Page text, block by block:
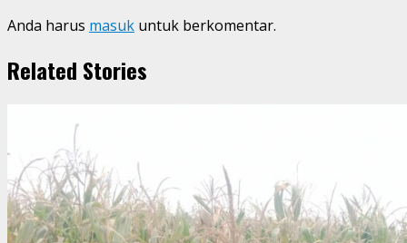
Anda harus masuk untuk berkomentar.
Related Stories